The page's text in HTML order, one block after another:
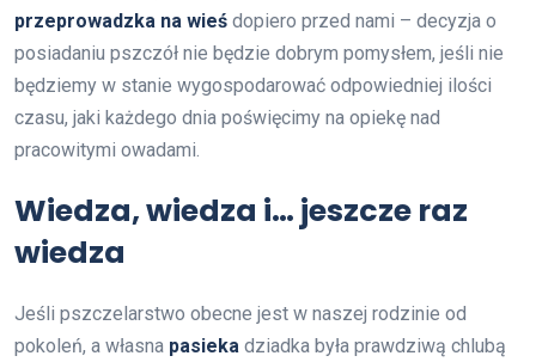
przeprowadzka na wieś dopiero przed nami – decyzja o
posiadaniu pszczół nie będzie dobrym pomysłem, jeśli nie
będziemy w stanie wygospodarować odpowiedniej ilości
czasu, jaki każdego dnia poświęcimy na opiekę nad
pracowitymi owadami.
Wiedza, wiedza i… jeszcze raz
wiedza
Jeśli pszczelarstwo obecne jest w naszej rodzinie od
pokoleń, a własna pasieka dziadka była prawdziwą chlubą